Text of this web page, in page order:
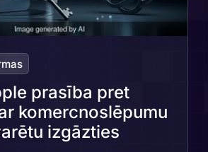
prasība pret
komercnoslēpumu
izgāzties